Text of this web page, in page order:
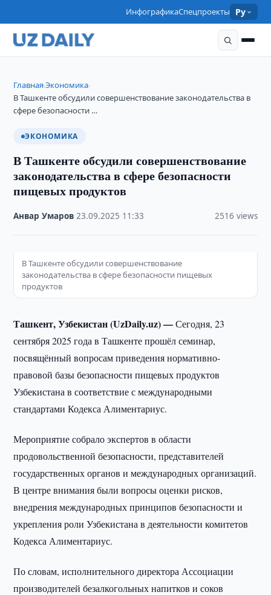
ИнфографикаСпецпроекты Ру
Главная›Экономика›
В Ташкенте обсудили совершенствование законодательства в
сфере безопасности …
ЭКОНОМИКА
В Ташкенте обсудили совершенствование
законодательства в сфере безопасности
пищевых продуктов
Анвар Умаров ·23.09.2025 11:33 2516 views
В Ташкенте обсудили совершенствование
законодательства в сфере безопасности пищевых
продуктов
Ташкент, Узбекистан (UzDaily.uz) —Сегодня, 23
сентября 2025 года в Ташкенте прошёл семинар,
посвящённый вопросам приведения нормативно-
правовой базы безопасности пищевых продуктов
Узбекистана в соответствие с международными
стандартами Кодекса Алиментариус.
Мероприятие собрало экспертов в области
продовольственной безопасности, представителей
государственных органов и международных организаций.
В центре внимания были вопросы оценки рисков,
внедрения международных принципов безопасности и
укрепления роли Узбекистана в деятельности комитетов
Кодекса Алиментариус.
По словам, исполнительного директора Ассоциации
производителей безалкогольных напитков и соков